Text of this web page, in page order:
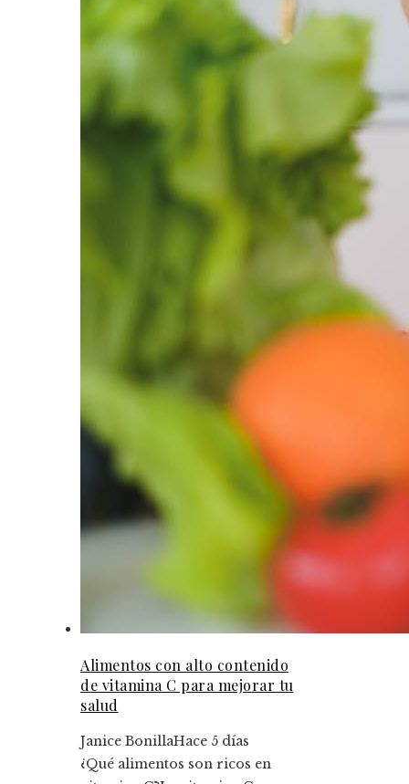
Alimentos con alto contenido
de vitamina C para mejorar tu
salud
Janice BonillaHace 5 días
¿Qué alimentos son ricos en